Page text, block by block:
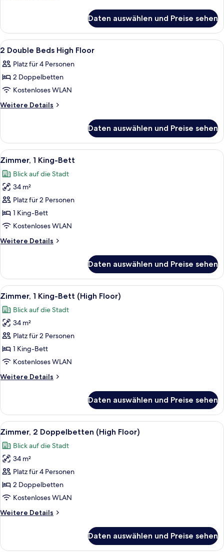
1
King
Bed
Daten auswählen und Preise sehen
Alle
Fotos
für
2
Double
Beds
anzeigen
Ein Hotelzimmer mit zwei Betten,
4
2 Double Beds High Floor
Platz für 4 Personen
2 Doppelbetten
Kostenloses WLAN
Weitere Details
Weitere
Double
Beds
High
Daten auswählen und Preise sehen
Alle
Fotos
für
Zimmer,
1 King-
Bett
anzeigen
Ein Hotelzimmer mit einem großen
6
Zimmer, 1 King-Bett
Blick auf die Stadt
34 m²
Platz für 2 Personen
1 King-Bett
Kostenloses WLAN
Weitere Details
Weitere
1 King-
Bett
Daten auswählen und Preise sehen
Alle
Fotos
für
Zimmer,
1 King-
Bett
(High
anzeigen
Ein Hotelzimmer mit einem großen
6
Zimmer, 1 King-Bett (High Floor)
Blick auf die Stadt
34 m²
Platz für 2 Personen
1 King-Bett
Kostenloses WLAN
Weitere Details
Weitere
1 King-
Bett
(High
Daten auswählen und Preise sehen
Alle
Fotos
für
Zimmer,
2 Doppelbetten
(High
Floor)
Ein Hotelzimmer mit zwei Betten,
6
Zimmer, 2 Doppelbetten (High Floor)
Blick auf die Stadt
34 m²
Platz für 4 Personen
2 Doppelbetten
Kostenloses WLAN
Weitere Details
Weitere
2 Doppelbetten
Daten auswählen und Preise sehen